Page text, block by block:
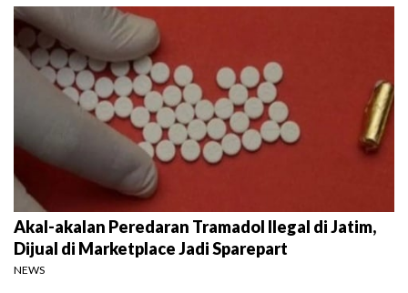
Akal-akalan Peredaran Tramadol Ilegal di Jatim,
Dijual di Marketplace Jadi Sparepart
NEWS